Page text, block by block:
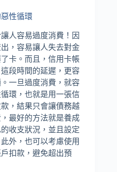
性循環
人容易過度消費！因
，容易讓人失去對金
卡。而且，信用卡帳
段時間的延遲，更容
一旦過度消費，就容
環，也就是用一張信
，結果只會讓債務越
最好的方法就是養成
收支狀況，並且設定
外，也可以考慮使用
扣款，避免超出預